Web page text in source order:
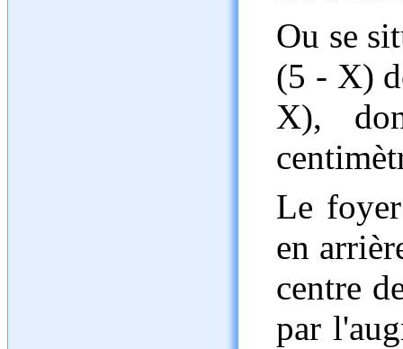
Ou se
(5 - X)
X),
Le
en
centre
par